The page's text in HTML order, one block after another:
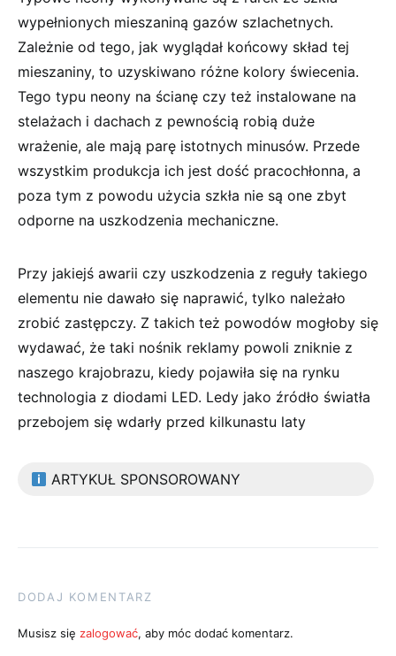
wypełnionych mieszaniną gazów szlachetnych.
Zależnie od tego, jak wyglądał końcowy skład tej
mieszaniny, to uzyskiwano różne kolory świecenia.
Tego typu neony na ścianę czy też instalowane na
stelażach i dachach z pewnością robią duże
wrażenie, ale mają parę istotnych minusów. Przede
wszystkim produkcja ich jest dość pracochłonna, a
poza tym z powodu użycia szkła nie są one zbyt
odporne na uszkodzenia mechaniczne.
Przy jakiejś awarii czy uszkodzenia z reguły takiego
elementu nie dawało się naprawić, tylko należało
zrobić zastępczy. Z takich też powodów mogłoby się
wydawać, że taki nośnik reklamy powoli zniknie z
naszego krajobrazu, kiedy pojawiła się na rynku
technologia z diodami LED. Ledy jako źródło światła
przebojem się wdarły przed kilkunastu laty
ARTYKUŁ SPONSOROWANY
DODAJ KOMENTARZ
Musisz się zalogować, aby móc dodać komentarz.